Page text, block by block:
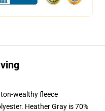
wealthy fleece
Heather Gray is 70%